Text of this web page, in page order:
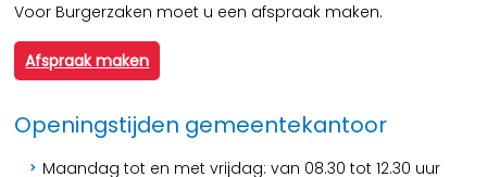
Voor Burgerzaken moet u een afspraak maken.
Afspraak maken
Openingstijden gemeentekantoor
Maandag tot en met vrijdag: van 08.30 tot 12.30 uur